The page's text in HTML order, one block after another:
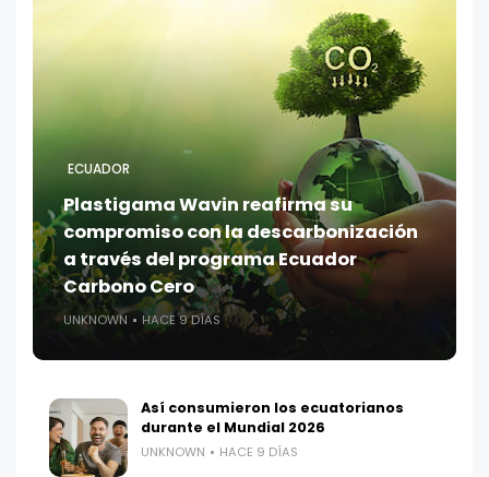
ECUADOR
Plastigama Wavin reafirma su
compromiso con la descarbonización
a través del programa Ecuador
Carbono Cero
UNKNOWN HACE 9 DÍAS
Así consumieron los ecuatorianos
durante el Mundial 2026
UNKNOWN HACE 9 DÍAS